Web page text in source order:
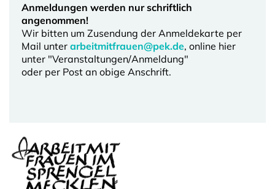
Anmeldungen werden nur schriftlich
angenommen!
Wir bitten um Zusendung der Anmeldekarte per
Mail unter arbeitmitfrauen@pek.de, online hier
unter "Veranstaltungen/Anmeldung"
oder per Post an obige Anschrift.